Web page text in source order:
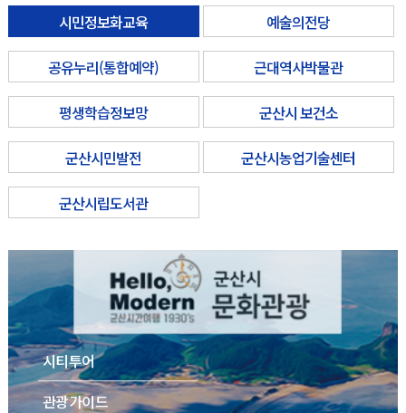
시민정보화교육 예술의전당
공유누리(통합예약) 근대역사박물관
평생학습정보망 군산시 보건소
군산시민발전 군산시농업기술센터
군산시립도서관
시티투어
관광가이드